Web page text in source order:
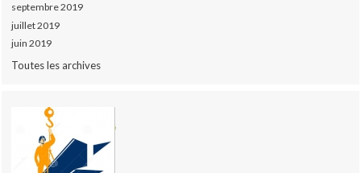
septembre 2019
juillet 2019
juin 2019
Toutes les archives